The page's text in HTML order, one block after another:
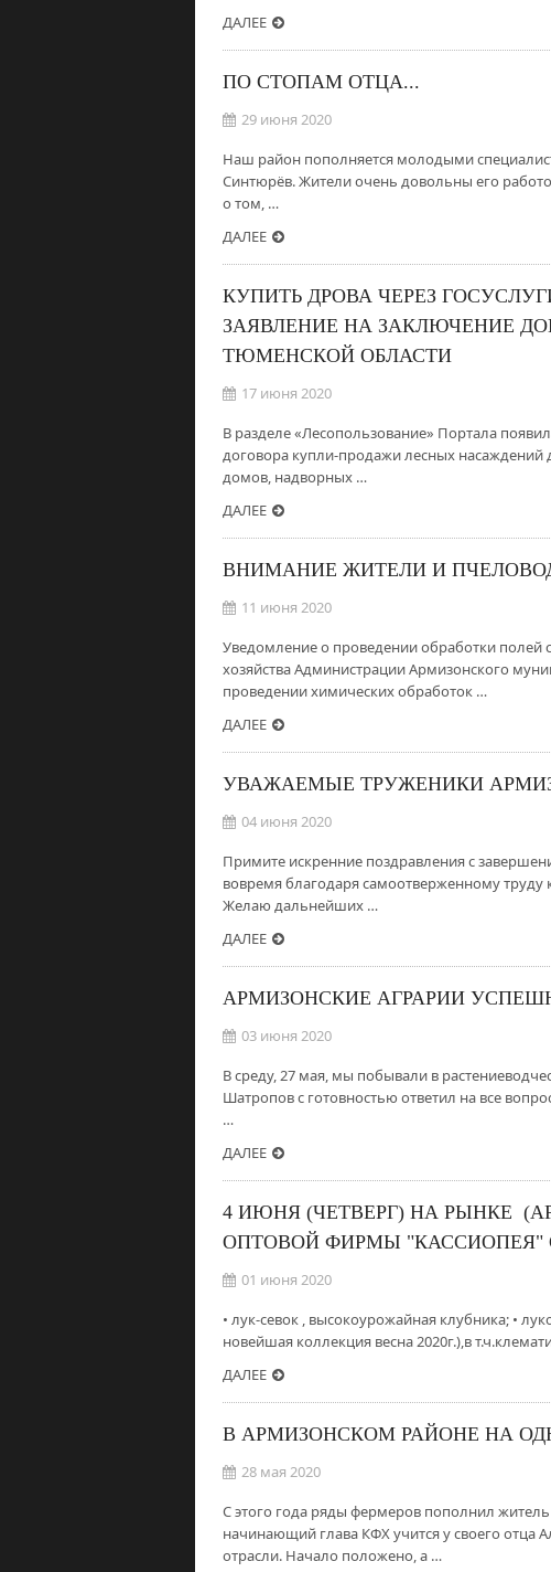
ДАЛЕЕ
ПО СТОПАМ ОТЦА...
29 июня 2020
Наш район пополняется молодыми
Синтюрёв. Жители очень довольны его
о том, …
ДАЛЕЕ
КУПИТЬ ДРОВА ЧЕРЕЗ
ЗАЯВЛЕНИЕ НА ЗАКЛЮЧЕНИЕ
ТЮМЕНСКОЙ ОБЛАСТИ
17 июня 2020
В разделе «Лесопользование» Портала
договора купли-продажи лесных
домов, надворных …
ДАЛЕЕ
ВНИМАНИЕ ЖИТЕЛИ И
11 июня 2020
Уведомление о проведении обработки полей
хозяйства Администрации Армизонского
проведении химических обработок …
ДАЛЕЕ
УВАЖАЕМЫЕ ТРУЖЕНИКИ
04 июня 2020
Примите искренние поздравления с
вовремя благодаря самоотверженному труду
Желаю дальнейших …
ДАЛЕЕ
АРМИЗОНСКИЕ АГРАРИИ
03 июня 2020
В среду, 27 мая, мы побывали в
Шатропов с готовностью ответил на все
…
ДАЛЕЕ
4 ИЮНЯ (ЧЕТВЕРГ) НА РЫНКЕ
ОПТОВОЙ ФИРМЫ "КАССИОПЕЯ"
01 июня 2020
• лук-севок , высокоурожайная клубника; •
новейшая коллекция весна 2020г.),в
ДАЛЕЕ
В АРМИЗОНСКОМ РАЙОНЕ НА
28 мая 2020
С этого года ряды фермеров пополнил
начинающий глава КФХ учится у своего
отрасли. Начало положено, а …